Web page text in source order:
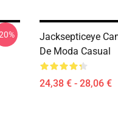
Jacksepticeye
De Moda Casual
24,38 € - 28,06 €